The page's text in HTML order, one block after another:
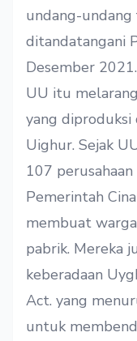
undang-undang
ditandatangani
Desember 2021.
UU itu
yang diproduksi
Uighur. Sejak
107
Pemerintah
membuat
pabrik. Mereka
keberadaan
Act. yang
untuk